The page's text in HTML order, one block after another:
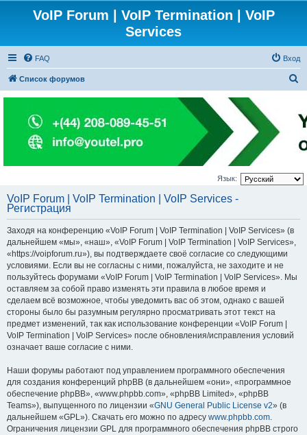
VoIP Forum | VoIP Termination | VoIP
Services
FAQ Вход
Список форумов
с
к
Язык:
VoIP Forum | VoIP Termination | VoIP Services -
Регистрация
Заходя на конференцию «VoIP Forum | VoIP Termination | VoIP Services» (в
дальнейшем «мы», «наш», «VoIP Forum | VoIP Termination | VoIP Services»,
«https://voipforum.ru»), вы подтверждаете своё согласие со следующими
условиями. Если вы не согласны с ними, пожалуйста, не заходите и не
пользуйтесь форумами «VoIP Forum | VoIP Termination | VoIP Services». Мы
оставляем за собой право изменять эти правила в любое время и
сделаем всё возможное, чтобы уведомить вас об этом, однако с вашей
стороны было бы разумным регулярно просматривать этот текст на
предмет изменений, так как использование конференции «VoIP Forum |
VoIP Termination | VoIP Services» после обновления/исправления условий
означает ваше согласие с ними.
Наши форумы работают под управлением программного обеспечения
для создания конференций phpBB (в дальнейшем «они», «программное
обеспечение phpBB», «www.phpbb.com», «phpBB Limited», «phpBB
Teams»), выпущенного по лицензии «GNU General Public License v2» (в
дальнейшем «GPL»). Скачать его можно по адресу www.phpbb.com.
Ограничения лицензии GPL для программного обеспечения phpBB строго